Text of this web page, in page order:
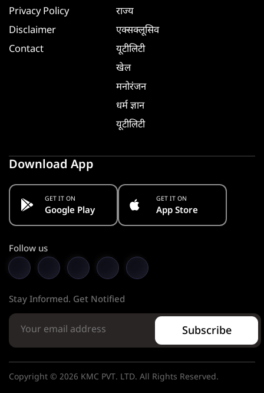
Privacy Policy
Disclaimer
Contact
राज्य
एक्सक्लूसिव
यूटीलिटी
खेल
मनोरंजन
धर्म ज्ञान
यूटीलिटी
Download App
GET IT ON
Google Play
GET IT ON
App Store
Follow us
Stay Informed. Get Notified
Subscribe
Copyright © 2026 KMC PVT. LTD. All Rights Reserved.